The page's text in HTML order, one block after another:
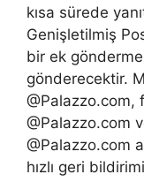
kısa sürede
Genişletilmiş
bir ek
gönderecektir.
@Palazzo.com,
@Palazzo.com
@Palazzo.com
hızlı geri